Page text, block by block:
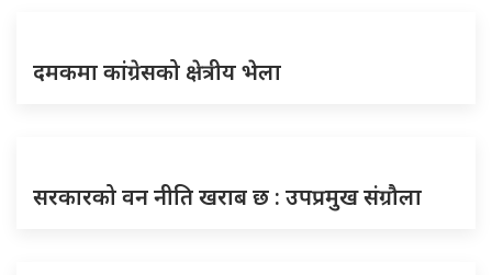
दमकमा कांग्रेसको क्षेत्रीय भेला
सरकारको वन नीति खराब छ : उपप्रमुख संग्रौला